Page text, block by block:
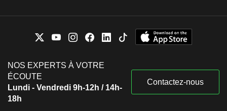
NOS EXPERTS À VOTRE
ÉCOUTE
Lundi - Vendredi 9h-12h / 14h-
18h
Contactez-nous